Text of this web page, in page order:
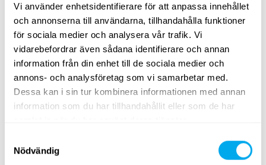
Vi använder enhetsidentifierare för att anpassa innehållet
och annonserna till användarna, tillhandahålla funktioner
för sociala medier och analysera vår trafik. Vi
vidarebefordrar även sådana identifierare och annan
information från din enhet till de sociala medier och
annons- och analysföretag som vi samarbetar med.
Dessa kan i sin tur kombinera informationen med annan
information som du har tillhandahållit eller som de har
Nödvändig
Ett brett utbud av tunga fordon
Välj kategorientreprenad ,transportfordon,lantbruk
skogsmaskiner,materialhantering ellergrönytemaskiner
Använd sökkriterierna för tunga fordon på sidan för att
fordon efter produktgrupp, märke, modell, ort, modellår,
pris, typ av annons eller produktens totalvikt.